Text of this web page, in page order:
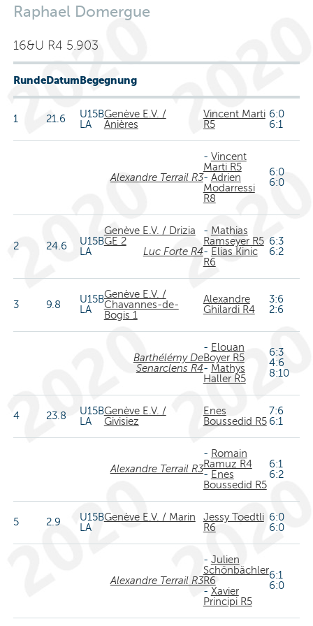
Raphael Domergue
16&U R4 5.903
RundeDatumBegegnung
1 21.6
U15B
LA
Genève E.V. /
Anières
Vincent Marti
R5
6:0
6:1
Alexandre Terrail R3
- Vincent
Marti R5
- Adrien
Modarressi
R8
6:0
6:0
2 24.6
U15B
LA
Genève E.V. / Drizia
GE 2
Luc Forte R4
- Mathias
Ramseyer R5
- Elias Kinic
R6
6:3
6:2
3 9.8
U15B
LA
Genève E.V. /
Chavannes-de-
Bogis 1
Alexandre
Ghilardi R4
3:6
2:6
Barthélémy De
Senarclens R4
- Elouan
Boyer R5
- Mathys
Haller R5
6:3
4:6
8:10
4 23.8
U15B
LA
Genève E.V. /
Givisiez
Enes
Boussedid R5
7:6
6:1
Alexandre Terrail R3
- Romain
Ramuz R4
- Enes
Boussedid R5
6:1
6:2
5 2.9
U15B
LA
Genève E.V. / Marin
Jessy Toedtli
R6
6:0
6:0
Alexandre Terrail R3
- Julien
Schönbächler
R6
- Xavier
Principi R5
6:1
6:0